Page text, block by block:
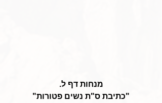
מנחות דף ל.
"כתיבת ס"ת נשים פטורות"